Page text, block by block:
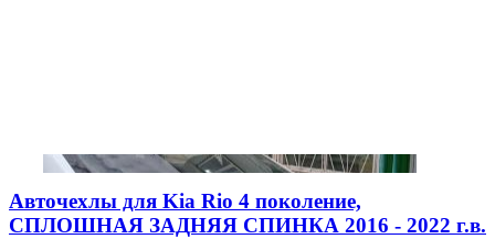
Авточехлы для Kia Rio 4 поколение,
СПЛОШНАЯ ЗАДНЯЯ СПИНКА 2016 - 2022 г.в.